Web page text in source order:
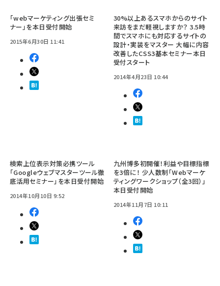
「webマーケティング出張セミ
ナー」を本日受付開始
2015年6月30日 11:41
30%以上あるスマホからのサイト
来訪をまだ軽視しますか？ 3.5時
間でスマホにも対応するサイトの
設計・実装をマスター 大幅に内容
改善したCSS3基本セミナー本日
受付スタート
2014年4月23日 10:44
検索上位表示対策必携ツール
「Googleウェブマスターツール徹
底活用セミナー」を本日受付開始
2014年10月10日 9:52
九州博多初開催！利益や目標指標
を3倍に！ 少人数制「Webマーケ
ティングワークショップ（全3回）」
本日受付開始
2014年11月7日 10:11